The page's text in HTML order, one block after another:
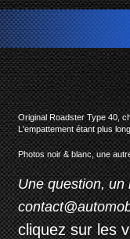
Original Roadster Type 40,
L'empattement étant plus
Photos noir & blanc, une
Une question,
cliquez sur les